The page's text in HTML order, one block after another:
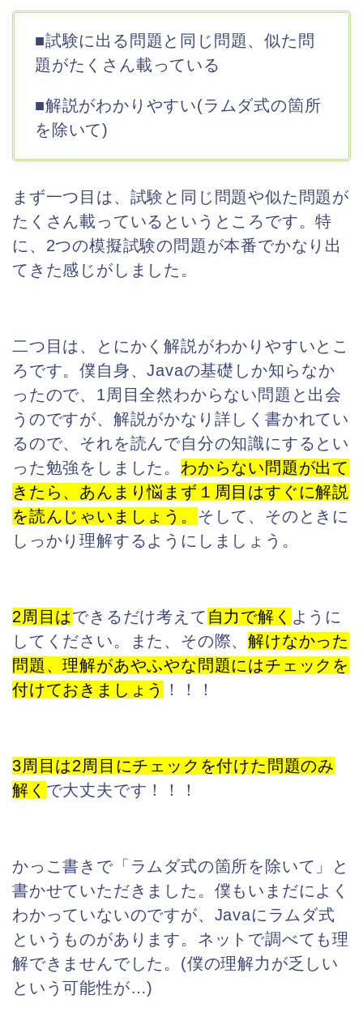
■試験に出る問題と同じ問題、似た問
題がたくさん載っている
■解説がわかりやすい(ラムダ式の箇所
を除いて)
まず一つ目は、試験と同じ問題や似た問題が
たくさん載っているというところです。特
に、2つの模擬試験の問題が本番でかなり出
てきた感じがしました。
二つ目は、とにかく解説がわかりやすいとこ
ろです。僕自身、Javaの基礎しか知らなか
ったので、1周目全然わからない問題と出会
うのですが、解説がかなり詳しく書かれてい
るので、それを読んで自分の知識にするとい
った勉強をしました。 わからない問題が出て
きたら、あんまり悩まず１周目はすぐに解説
を読んじゃいましょう。 そして、そのときに
しっかり理解するようにしましょう。
2周目はできるだけ考えて 自力で解く ように
してください。また、その際、解けなかった
問題、理解があやふやな問題にはチェックを
付けておきましょう
！！！
3周目は2周目にチェックを付けた問題のみ
解く で大丈夫です！！！
かっこ書きで「ラムダ式の箇所を除いて」と
書かせていただきました。僕もいまだによく
わかっていないのですが、Javaにラムダ式
というものがあります。ネットで調べても理
解できませんでした。(僕の理解力が乏しい
という可能性が…)